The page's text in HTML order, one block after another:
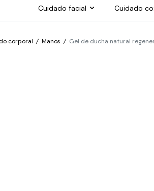
Cuidado facial Cuidado
corporal / Manos / Gel de ducha natural